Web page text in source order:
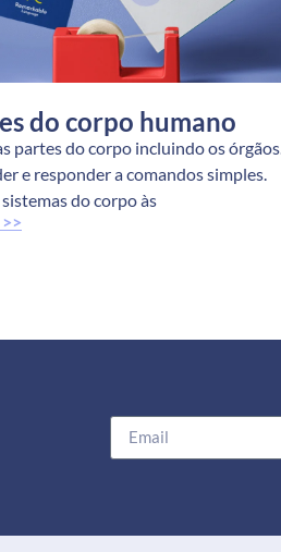
do corpo humano
partes do corpo incluindo os órgãos.
e responder a comandos simples.
do corpo às